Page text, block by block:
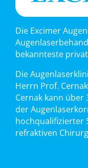
Die Excimer
bekannteste
Die
Herrn Prof.
Cernak kann über
der
hochqualifizierter
refraktiven